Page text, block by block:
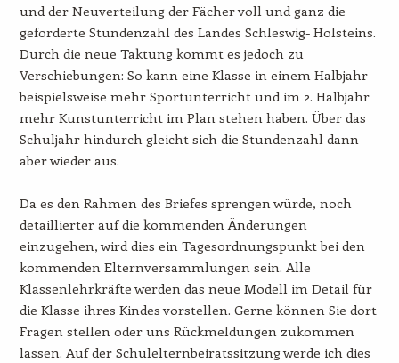
und der Neuverteilung der Fächer voll und ganz die
geforderte Stundenzahl des Landes Schleswig- Holsteins.
Durch die neue Taktung kommt es jedoch zu
Verschiebungen: So kann eine Klasse in einem Halbjahr
beispielsweise mehr Sportunterricht und im 2. Halbjahr
mehr Kunstunterricht im Plan stehen haben. Über das
Schuljahr hindurch gleicht sich die Stundenzahl dann
aber wieder aus.
Da es den Rahmen des Briefes sprengen würde, noch
detaillierter auf die kommenden Änderungen
einzugehen, wird dies ein Tagesordnungspunkt bei den
kommenden Elternversammlungen sein. Alle
Klassenlehrkräfte werden das neue Modell im Detail für
die Klasse ihres Kindes vorstellen. Gerne können Sie dort
Fragen stellen oder uns Rückmeldungen zukommen
lassen. Auf der Schulelternbeiratssitzung werde ich dies